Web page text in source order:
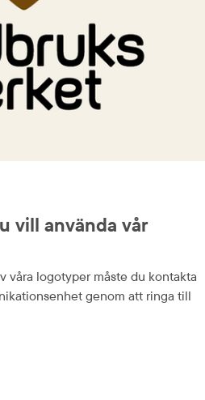
vill använda vår
våra logotyper måste du kontakta
genom att ringa till